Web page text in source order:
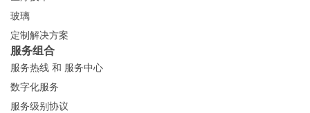
玻璃
定制解决方案
服务组合
服务热线 和 服务中心
数字化服务
服务级别协议